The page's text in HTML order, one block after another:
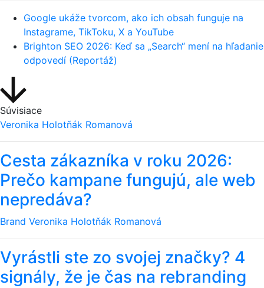
Google ukáže tvorcom, ako ich obsah funguje na
Instagrame, TikToku, X a YouTube
Brighton SEO 2026: Keď sa „Search“ mení na hľadanie
odpovedí (Reportáž)
Súvisiace
Veronika Holotňák Romanová
Cesta zákazníka v roku 2026:
Prečo kampane fungujú, ale web
nepredáva?
Brand Veronika Holotňák Romanová
Vyrástli ste zo svojej značky? 4
signály, že je čas na rebranding